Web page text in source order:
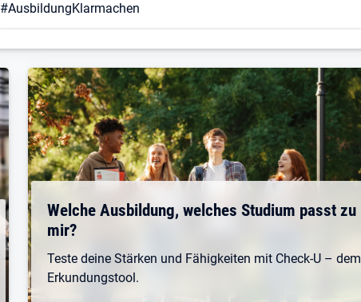
#AusbildungKlarmachen
Welche Ausbildung, welches Studium passt zu
mir?
Teste deine Stärken und Fähigkeiten mit Check-U – dem
Erkundungstool.